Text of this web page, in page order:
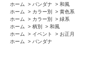
ホーム > バンダナ > 和風
ホーム
> カラー別 > 黄色系
ホーム
> カラー別 > 緑系
ホーム
> 柄別 > 和風
ホーム
> イベント > お正月
ホーム
> バンダナ